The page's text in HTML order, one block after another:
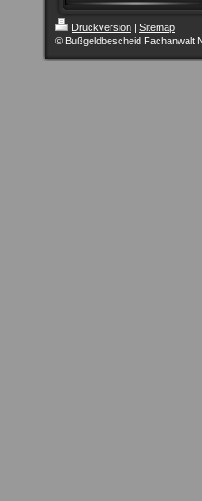
Druckversion | Sitemap
© Bußgeldbescheid Fachanwalt